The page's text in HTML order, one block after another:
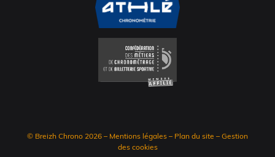
© Breizh Chrono 2026 – Mentions légales – Plan du site – Gestion
des cookies